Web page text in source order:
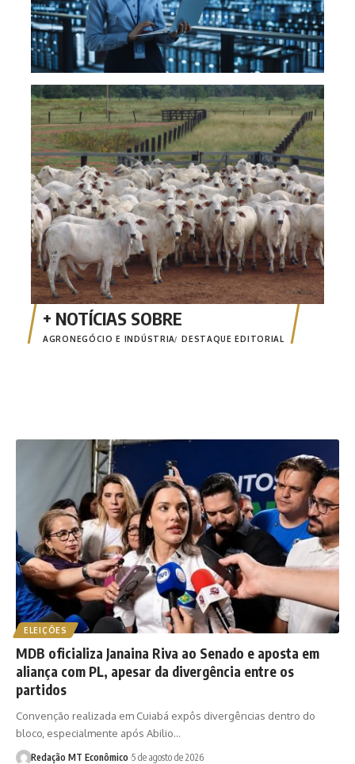
AGRONEGÓCIO E INDÚSTRIA DESTAQUE EDITORIAL
ELEIÇÕES
MDB oficializa Janaina Riva ao Senado e aposta em
aliança com PL, apesar da divergência entre os
partidos
Convenção realizada em Cuiabá expôs divergências dentro do
bloco, especialmente após Abilio…
Redação MT Econômico 5 de agosto de 2026